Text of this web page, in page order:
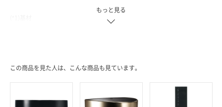
もっと見る
この商品を見た人は、こんな商品も見ています。